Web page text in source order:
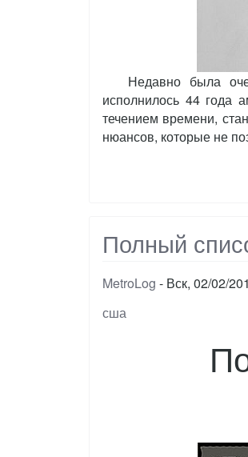
Недавно была
исполнилось 44 года
течением времени,
нюансов, которые не
Полный
MetroLog
Вск, 02/02/
Тэги
сша